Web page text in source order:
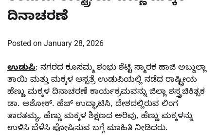
ದಿನಾಚರಣೆ
Posted on January 28, 2026
ಉಡುಪಿ: ನಗರದ ಕೂಸಮ್ಮ ಶಂಭು ಶೆಟ್ಟಿ ಸ್ಮಾರಕ ಹಾಜಿ ಅಬ್ದುಲ್ಲಾ
ತಾಯಿ ಮತ್ತು ಮಕ್ಕಳ ಆಸ್ಪತ್ರೆ ಉಡುಪಿಯಲ್ಲಿ ನಡೆದ ರಾಷ್ಟ್ರೀಯ
ಹೆಣ್ಣು ಮಕ್ಕಳ ದಿನಾಚರಣೆ ಕಾರ್ಯಕ್ರಮವನ್ನು ಜಿಲ್ಲಾ ಶಸ್ತ್ರಚಿಕಿತ್ಸಕ
ಡಾ. ಅಶೋಕ್. ಹೆಚ್ ಉದ್ಘಾಟಿಸಿ, ದೇಶದಲ್ಲಿರುವ ಲಿಂಗ
ತಾರತಮ್ಯ, ಹೆಣ್ಣು ಮಕ್ಕಳ ಶಿಕ್ಷಣದ ಅರಿವು, ಹೆಣ್ಣು ಮಕ್ಕಳನ್ನು
ಉಳಿಸಿ ಬೆಳೆಸಿ ಪೋಷಿಸುವ ಬಗ್ಗೆ ಮಾಹಿತಿ ನೀಡಿದರು.